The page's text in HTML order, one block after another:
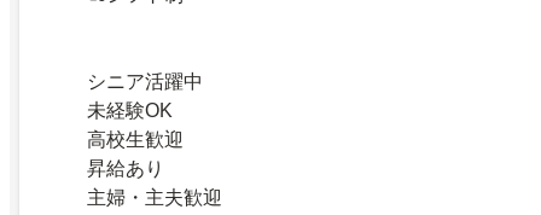
シニア活躍中
未経験OK
高校生歓迎
昇給あり
主婦・主夫歓迎